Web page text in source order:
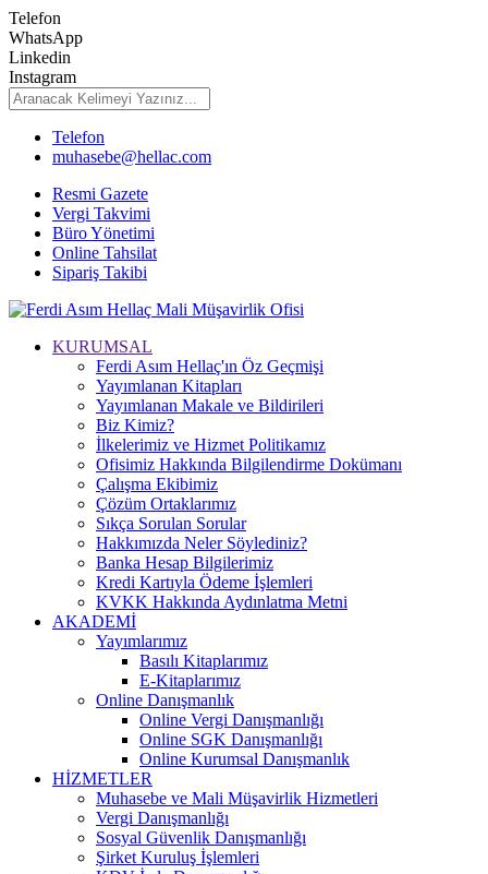
Telefon
WhatsApp
Linkedin
Instagram
Telefon
muhasebe@hellac.com
Resmi Gazete
Vergi Takvimi
Büro Yönetimi
Online Tahsilat
Sipariş Takibi
KURUMSAL
Ferdi Asım Hellaç'ın Öz Geçmişi
Yayımlanan Kitapları
Yayımlanan Makale ve Bildirileri
Biz Kimiz?
İlkelerimiz ve Hizmet Politikamız
Ofisimiz Hakkında Bilgilendirme Dokümanı
Çalışma Ekibimiz
Çözüm Ortaklarımız
Sıkça Sorulan Sorular
Hakkımızda Neler Söylediniz?
Banka Hesap Bilgilerimiz
Kredi Kartıyla Ödeme İşlemleri
KVKK Hakkında Aydınlatma Metni
AKADEMİ
Yayımlarımız
Basılı Kitaplarımız
E-Kitaplarımız
Online Danışmanlık
Online Vergi Danışmanlığı
Online SGK Danışmanlığı
Online Kurumsal Danışmanlık
HİZMETLER
Muhasebe ve Mali Müşavirlik Hizmetleri
Vergi Danışmanlığı
Sosyal Güvenlik Danışmanlığı
Şirket Kuruluş İşlemleri